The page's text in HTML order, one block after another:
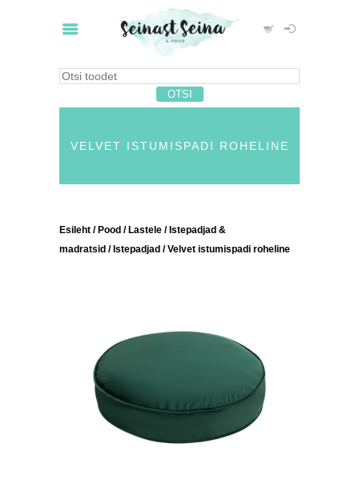
VELVET ISTUMISPADI ROHELINE
Esileht / Pood / Lastele / Istepadjad &
madratsid / Istepadjad / Velvet istumispadi roheline